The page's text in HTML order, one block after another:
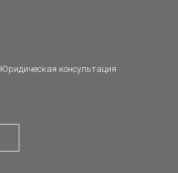
Юридическая консультация